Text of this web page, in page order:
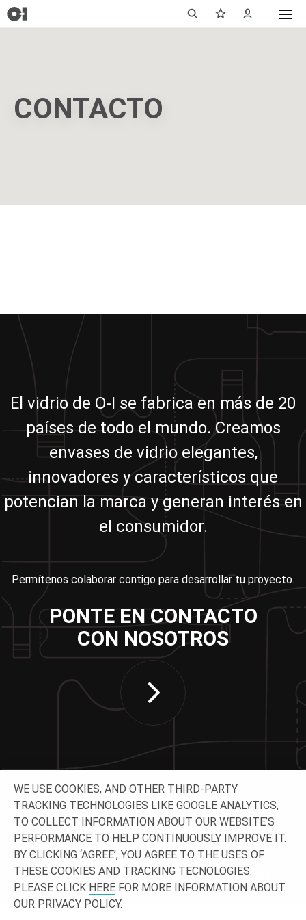
CONTACTO
El vidrio de O-I se fabrica en más de 20
países de todo el mundo. Creamos
envases de vidrio elegantes,
innovadores y característicos que
potencian la marca y generan interés en
el consumidor.
Permítenos colaborar contigo para desarrollar tu proyecto.
PONTE EN CONTACTO
CON NOSOTROS
WE USE COOKIES, AND OTHER THIRD-PARTY
TRACKING TECHNOLOGIES LIKE GOOGLE ANALYTICS,
TO COLLECT INFORMATION ABOUT OUR WEBSITE’S
PERFORMANCE TO HELP CONTINUOUSLY IMPROVE IT.
BY CLICKING ‘AGREE’, YOU AGREE TO THE USES OF
THESE COOKIES AND TRACKING TECNOLOGIES.
PLEASE CLICK HERE FOR MORE INFORMATION ABOUT
OUR PRIVACY POLICY.